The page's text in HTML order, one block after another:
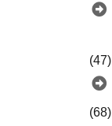
(47)
(68)